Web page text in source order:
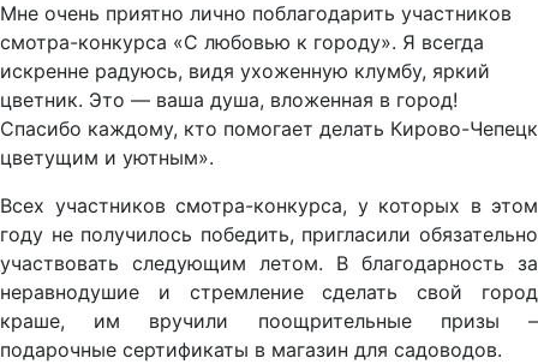
Мне очень приятно лично поблагодарить участников
смотра-конкурса «С любовью к городу». Я всегда
искренне радуюсь, видя ухоженную клумбу, яркий
цветник. Это — ваша душа, вложенная в город!
Спасибо каждому, кто помогает делать Кирово-Чепецк
цветущим и уютным».
Всех участников смотра-конкурса, у которых в этом
году не получилось победить, пригласили обязательно
участвовать следующим летом. В благодарность за
неравнодушие и стремление сделать свой город
краше, им вручили поощрительные призы –
подарочные сертификаты в магазин для садоводов.